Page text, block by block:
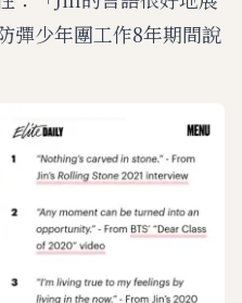
彈少年團工作8年期間說